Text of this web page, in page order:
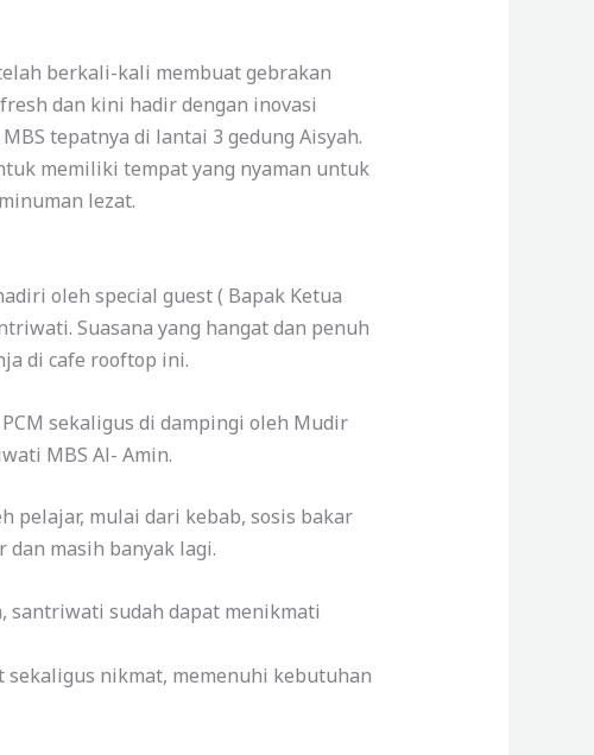
berkali-kali membuat gebrakan
dan kini hadir dengan inovasi
tepatnya di lantai 3 gedung Aisyah.
memiliki tempat yang nyaman untuk
lezat.
oleh special guest ( Bapak Ketua
Suasana yang hangat dan penuh
di cafe rooftop ini.
sekaligus di dampingi oleh Mudir
MBS Al- Amin.
pelajar, mulai dari kebab, sosis bakar
masih banyak lagi.
santriwati sudah dapat menikmati
sekaligus nikmat, memenuhi kebutuhan